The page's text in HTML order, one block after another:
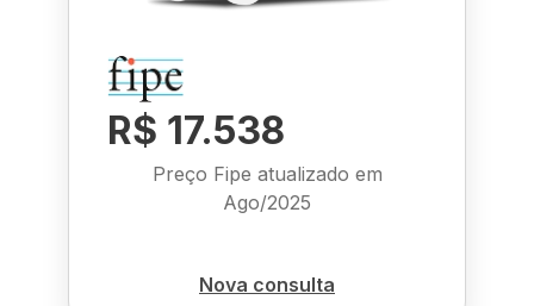
R$ 17.538
Preço Fipe atualizado em
Ago/2025
Nova consulta